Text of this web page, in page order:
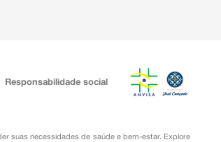
Responsabilidade social
suas necessidades de saúde e bem-estar. Explore